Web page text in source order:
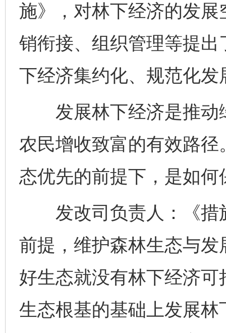
施》，对林下经济的发
销衔接、组织管理等提
下经济集约化、规范化
发展林下经济是推动
农民增收致富的有效路
态优先的前提下，是如
发改司负责人：《措
前提，维护森林生态与
好生态就没有林下经济
生态根基的基础上发展